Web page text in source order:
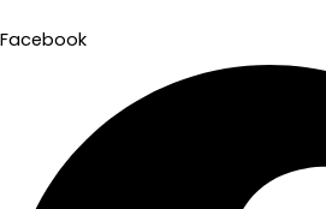
Facebook